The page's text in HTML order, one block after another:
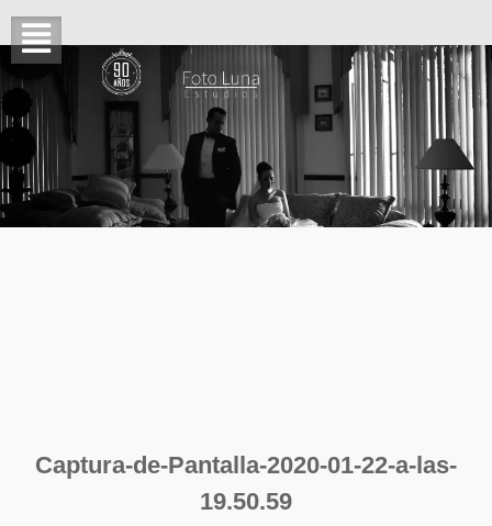
Captura-de-Pantalla-2020-01-22-a-las-
19.50.59